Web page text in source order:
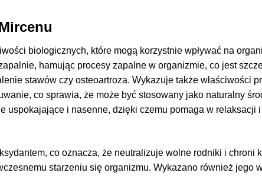
biologicznych, które mogą korzystnie wpływać na
hamując procesy zapalne w organizmie, co jest
stawów czy osteoartroza. Wykazuje także właściwości
co sprawia, że może być stosowany jako naturalny
uspokajające i nasenne, dzięki czemu pomaga w relaksacji
co oznacza, że neutralizuje wolne rodniki i chroni
starzeniu się organizmu. Wykazano również jego